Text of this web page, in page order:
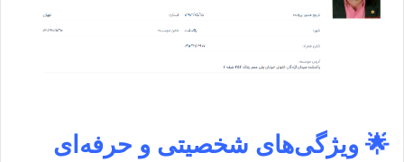
🌟 ویژگی‌های شخصیتی و حرفه‌ای